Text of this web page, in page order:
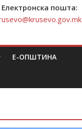
Електронска пошта:
Е-ОПШТИНА